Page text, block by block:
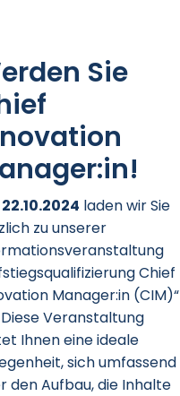
Sie
22.10.2024 laden wir Sie
zu unserer
Chief
Manager:in (CIM)“
Veranstaltung
Ihnen eine ideale
sich umfassend
den Aufbau, die Inhalte